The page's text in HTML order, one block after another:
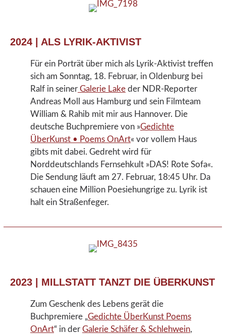
2024 | ALS LYRIK-AKTIVIST
Für ein Porträt über mich als Lyrik-Aktivist treffen
sich am Sonntag, 18. Februar, in Oldenburg bei
Ralf in seiner Galerie Lake der NDR-Reporter
Andreas Moll aus Hamburg und sein Filmteam
William & Rahib mit mir aus Hannover. Die
deutsche Buchpremiere von »Gedichte
ÜberKunst • Poems OnArt« vor vollem Haus
gibts mit dabei. Gedreht wird für
Norddeutschlands Fernsehkult »DAS! Rote Sofa«.
Die Sendung läuft am 27. Februar, 18:45 Uhr. Da
schauen eine Million Poesiehungrige zu. Lyrik ist
halt ein Straßenfeger.
2023 | MILLSTATT TANZT DIE ÜBERKUNST
Zum Geschenk des Lebens gerät die
Buchpremiere „Gedichte ÜberKunst Poems
OnArt“ in der Galerie Schäfer & Schlehwein,